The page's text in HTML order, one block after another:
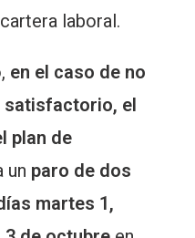
laboral.
en el caso de no
satisfactorio, el
plan de
un paro de dos
martes 1,